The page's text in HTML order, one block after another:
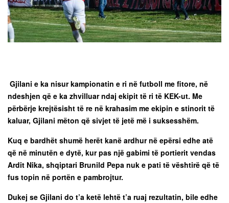
Gjilani e ka nisur kampionatin e ri në futboll me fitore, në
ndeshjen që e ka zhvilluar ndaj ekipit të ri të KEK-ut. Me
përbërje krejtësisht të re në krahasim me ekipin e stinorit të
kaluar, Gjilani mëton që sivjet të jetë më i suksesshëm.
Kuq e bardhët shumë herët kanë ardhur në epërsi edhe atë
që në minutën e dytë, kur pas një gabimi të portierit vendas
Ardit Nika, shqiptari Brunild Pepa nuk e pati të vështirë që të
fus topin në portën e pambrojtur.
Dukej se Gjilani do t’a ketë lehtë t’a ruaj rezultatin, bile edhe